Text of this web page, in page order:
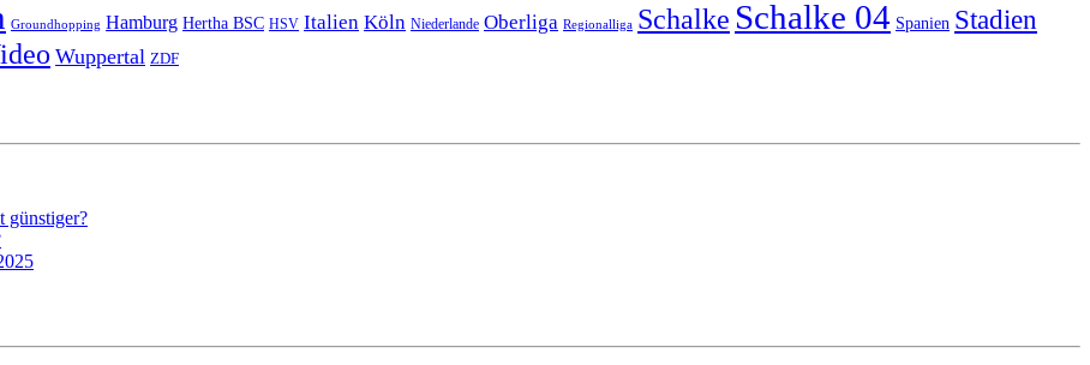
Groundhopping Hamburg Hertha BSC HSV Italien Köln Niederlande Oberliga Regionalliga Schalke Schalke 04 Spanien Stadien
Wuppertal ZDF
günstiger?